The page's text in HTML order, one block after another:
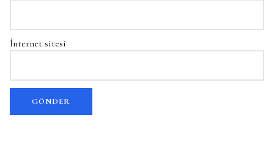
İnternet sitesi